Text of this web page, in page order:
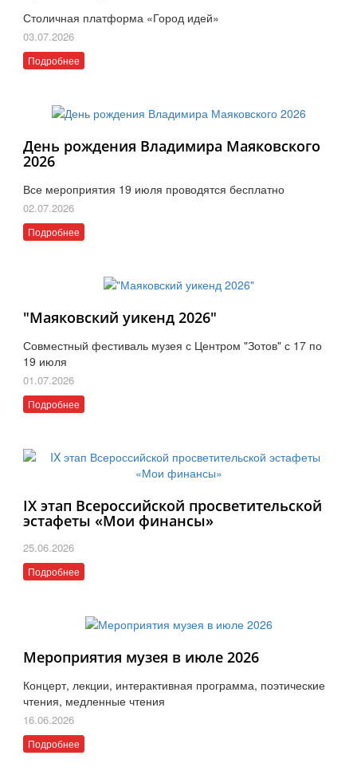
Столичная платформа «Город идей»
03.07.2026
Подробнее
День рождения Владимира Маяковского
2026
Все мероприятия 19 июля проводятся бесплатно
02.07.2026
Подробнее
"Маяковский уикенд 2026"
Совместный фестиваль музея с Центром "Зотов" с 17 по
19 июля
01.07.2026
Подробнее
IX этап Всероссийской просветительской
эстафеты «Мои финансы»
25.06.2026
Подробнее
Мероприятия музея в июле 2026
Концерт, лекции, интерактивная программа, поэтические
чтения, медленные чтения
16.06.2026
Подробнее